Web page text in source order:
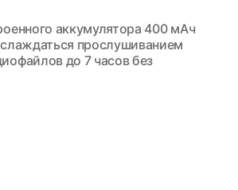
аккумулятора 400 мАч
прослушиванием
до 7 часов без